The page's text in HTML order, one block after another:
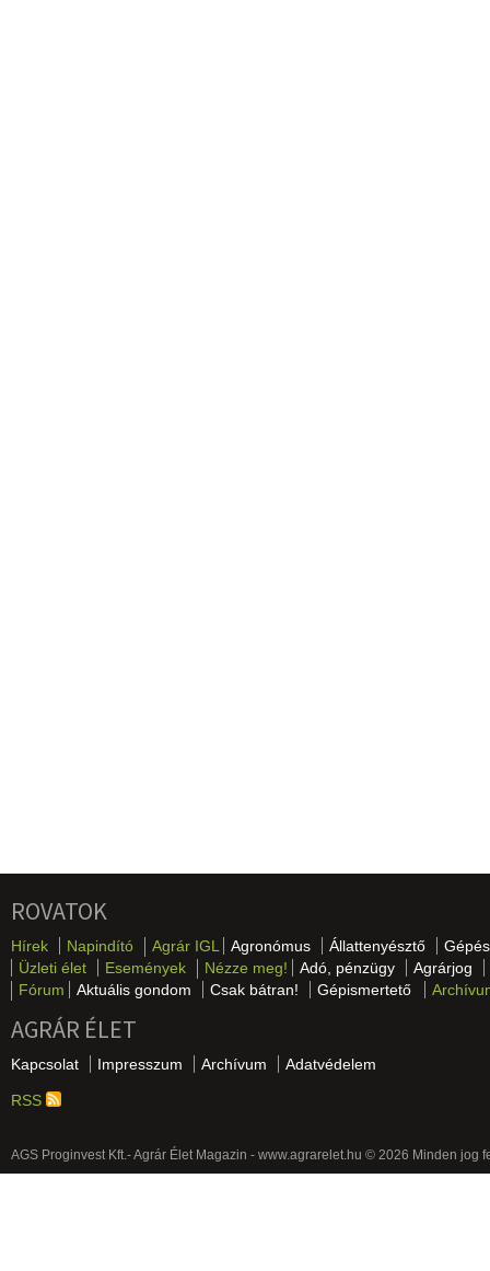
ROVATOK
Hírek Napindító Agrár IGL Agronómus Állattenyésztő
Üzleti élet
Események Nézze meg! Adó, pénzügy
Agrárjog
Fórum
Aktuális gondom Csak bátran! Gépismertető
AGRÁR ÉLET
Kapcsolat Impresszum Archívum Adatvédelem
RSS
AGS Proginvest Kft.- Agrár Élet Magazin - www.agrarelet.hu © 2026 Minden jog